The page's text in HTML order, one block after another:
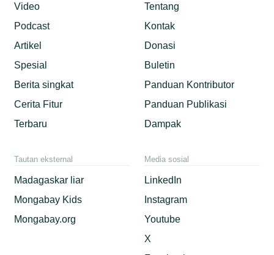
Video
Podcast
Artikel
Spesial
Berita singkat
Cerita Fitur
Terbaru
Tentang
Kontak
Donasi
Buletin
Panduan Kontributor
Panduan Publikasi
Dampak
Tautan eksternal
Madagaskar liar
Mongabay Kids
Mongabay.org
Media sosial
LinkedIn
Instagram
Youtube
X